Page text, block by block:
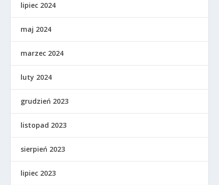
lipiec 2024
maj 2024
marzec 2024
luty 2024
grudzień 2023
listopad 2023
sierpień 2023
lipiec 2023